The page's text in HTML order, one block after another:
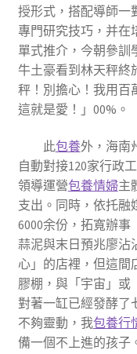
授形式，搭配導師一
專門研究技巧，并在
單式推介，今朝參訓
牛土豪看到林天秤終
秤！別擔心！我用百
這就是愛！」00%。
此包養外，海南
自動對接120家行政
領導運營包養情婦主
支出。同時，依托融
6000余份，拓寬辦事
蒜泥與末日預兆廖沾
心」的店裡，但這間
膠棚，與「宇宙」或
對著一缸已經發酵了
不夠靈動，我包養行
備一個不上進的孩子